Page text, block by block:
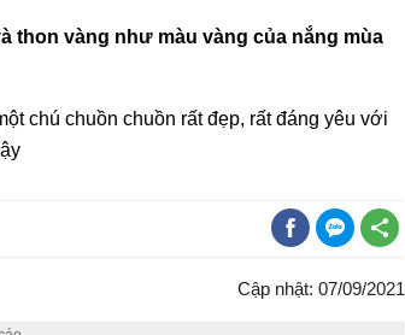
thon vàng như màu vàng của nắng mùa
chú chuồn chuồn rất đẹp, rất đáng yêu với
Cập nhật: 07/09/2021